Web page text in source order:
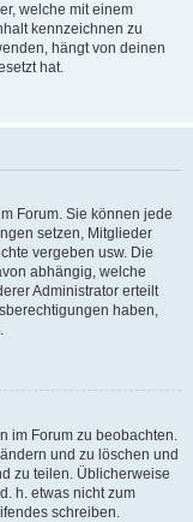
welche mit einem
kennzeichnen zu
hängt von deinen
hat.
Forum. Sie können jede
setzen, Mitglieder
vergeben usw. Die
abhängig, welche
Administrator erteilt
haben,
im Forum zu beobachten.
und zu löschen und
zu teilen. Üblicherweise
h. etwas nicht zum
schreiben.